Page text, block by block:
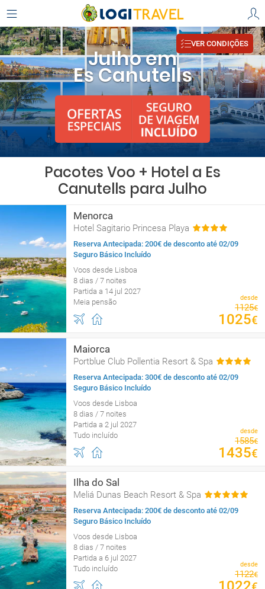
Julho em
Es Canutells
VER CONDIÇÕES
Pacotes Voo + Hotel a Es
Canutells para Julho
Menorca
Hotel Sagitario Princesa Playa
Reserva Antecipada: 200€ de desconto até 02/09
Seguro Básico Incluído
Voos desde Lisboa
8 dias / 7 noites
Partida a 14 jul 2027
Meia pensão
desde
1125€
1025€
Maiorca
Portblue Club Pollentia Resort & Spa
Reserva Antecipada: 300€ de desconto até 02/09
Seguro Básico Incluído
Voos desde Lisboa
8 dias / 7 noites
Partida a 2 jul 2027
Tudo incluído
desde
1585€
1435€
Ilha do Sal
Meliá Dunas Beach Resort & Spa
Reserva Antecipada: 200€ de desconto até 02/09
Seguro Básico Incluído
Voos desde Lisboa
8 dias / 7 noites
Partida a 6 jul 2027
Tudo incluído
desde
1122€